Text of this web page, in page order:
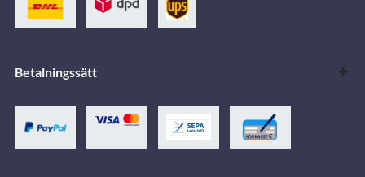
Betalningssätt